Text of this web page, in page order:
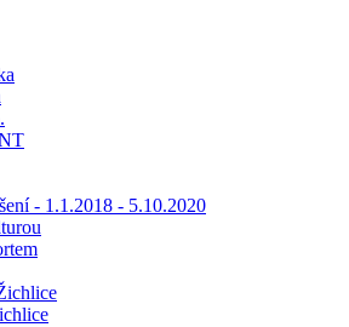
- 1.1.2018 - 5.10.2020